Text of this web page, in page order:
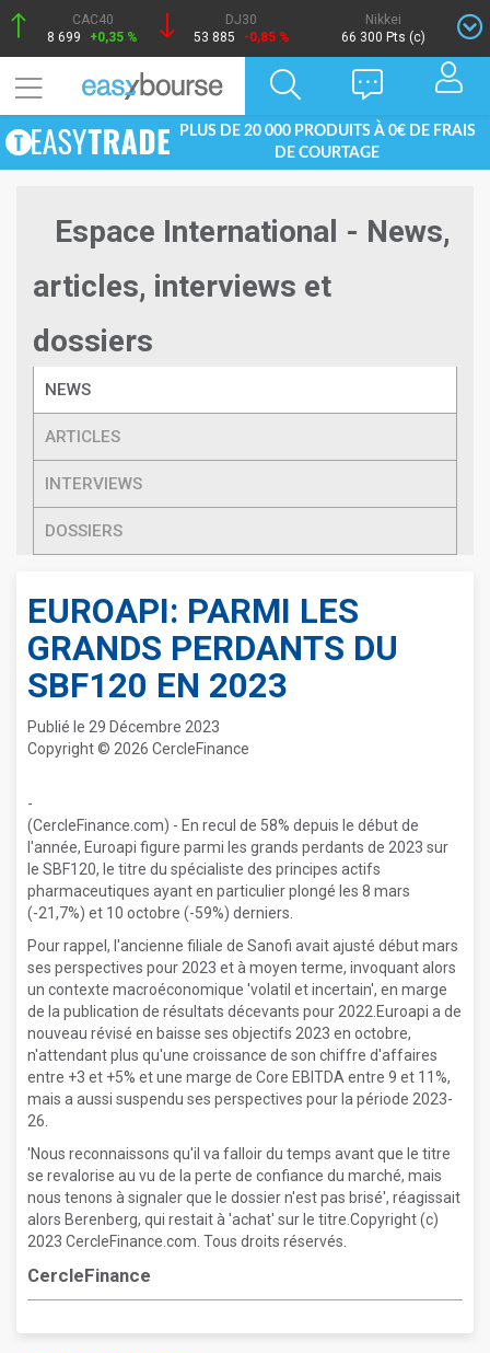
CAC40
8 699
+0,35 %
DJ30
53 885
-0,85 %
Nikkei
66 300 Pts (c)
PLUS DE 20 000 PRODUITS À 0€ DE FRAIS
DE COURTAGE
Espace International - News,
articles, interviews et
dossiers
NEWS
ARTICLES
INTERVIEWS
DOSSIERS
EUROAPI: PARMI LES
GRANDS PERDANTS DU
SBF120 EN 2023
Publié le 29 Décembre 2023
Copyright © 2026 CercleFinance
-
(CercleFinance.com) - En recul de 58% depuis le début de
l'année, Euroapi figure parmi les grands perdants de 2023 sur
le SBF120, le titre du spécialiste des principes actifs
pharmaceutiques ayant en particulier plongé les 8 mars
(-21,7%) et 10 octobre (-59%) derniers.
Pour rappel, l'ancienne filiale de Sanofi avait ajusté début mars
ses perspectives pour 2023 et à moyen terme, invoquant alors
un contexte macroéconomique 'volatil et incertain', en marge
de la publication de résultats décevants pour 2022.Euroapi a de
nouveau révisé en baisse ses objectifs 2023 en octobre,
n'attendant plus qu'une croissance de son chiffre d'affaires
entre +3 et +5% et une marge de Core EBITDA entre 9 et 11%,
mais a aussi suspendu ses perspectives pour la période 2023-
26.
'Nous reconnaissons qu'il va falloir du temps avant que le titre
se revalorise au vu de la perte de confiance du marché, mais
nous tenons à signaler que le dossier n'est pas brisé', réagissait
alors Berenberg, qui restait à 'achat' sur le titre.Copyright (c)
2023 CercleFinance.com. Tous droits réservés.
CercleFinance